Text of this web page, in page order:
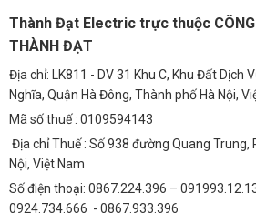
Nguồn Meanwell ELG-200-C1400B có tuổi
nguồn được đặt ở nơi khô ráo, thoáng mát.
Câu hỏi 4: Tôi có thể điều chỉnh
khi sử dụng nguồn này không?
Có, bạn có thể sử dụng các bộ điều khiển
thích với nguồn Meanwell ELG-200-C1400B
của đèn LED.
Thành Đạt Electric trực thuộc CÔNG
THÀNH ĐẠT
Địa chỉ: LK811 - DV 31 Khu C, Khu Đất Dịch
Nghĩa, Quận Hà Đông, Thành phố Hà Nội,
Mã số thuế : 0109594143
Địa chỉ Thuế : Số 938 đường Quang Trung,
Nội, Việt Nam
Số điện thoại: 0867.224.396 –
0924.734.666 - 0867.933.396